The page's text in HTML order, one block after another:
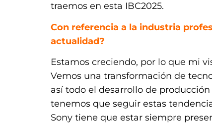
traemos en esta IBC2025.
Con referencia a la industria
actualidad?
Estamos creciendo, por lo que mi
Vemos una transformación de
así todo el desarrollo de
tenemos que seguir estas
Sony tiene que estar siempre